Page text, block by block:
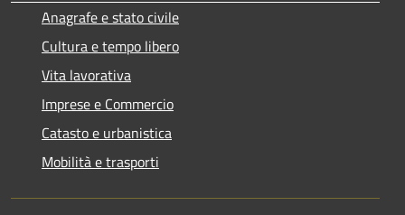
Anagrafe e stato civile
Cultura e tempo libero
Vita lavorativa
Imprese e Commercio
Catasto e urbanistica
Mobilità e trasporti